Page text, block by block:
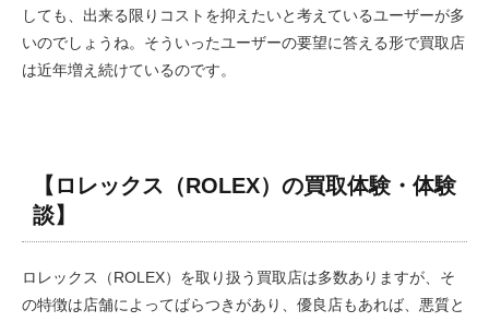
しても、出来る限りコストを抑えたいと考えているユーザーが多
いのでしょうね。そういったユーザーの要望に答える形で買取店
は近年増え続けているのです。
【ロレックス（ROLEX）の買取体験・体験
談】
ロレックス（ROLEX）を取り扱う買取店は多数ありますが、そ
の特徴は店舗によってばらつきがあり、優良店もあれば、悪質と